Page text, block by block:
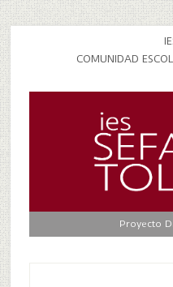
COMUNIDAD
Proyecto